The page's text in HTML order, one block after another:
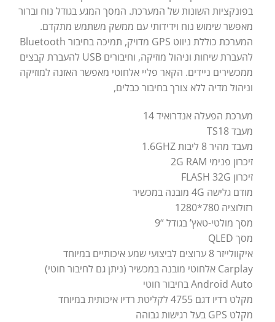
בפונקציות השונות של המערכת. המסך המגע בגודל נוח וברור
מאפשר שימוש נוח וידידותי עם ממשק משתמש מתקדם.
המערכת כוללת ניווט GPS מדויק, תמיכה בחיבור Bluetooth
להעברת שיחות וניהול מוזיקה, וחיבורים USB להעברת קבצים
ממכשירים ניידים. הקאר פליי אלחוטי מאפשר האזנה למוזיקה
וניהול מדיה ללא צורך בחיבור כבלים,
מערכת הפעלה אנדרואיד 14
מעבד TS18
מעבד מהיר 8 ליבות 1.6GHZ
זיכרון פנימי 2G RAM
זיכרון FLASH 32G
מודם גלישה 4G מובנה במכשיר
רזולוציה 780*1280
מסך מולטי-טאץ’ בגודל “9
מסך QLED
איקוולייזר 8 ערוצים לביצועי שמע איכותיים במיוחד
Carplay אלחוטי מובנה במכשיר (ניתן גם לחיבור חוטי)
Android Auto בחיבור חוטי
מקלט רדיו דגם 4755 לקליטת רדיו איכותית במיוחד
מקלט GPS בעל רגישות גבוהה